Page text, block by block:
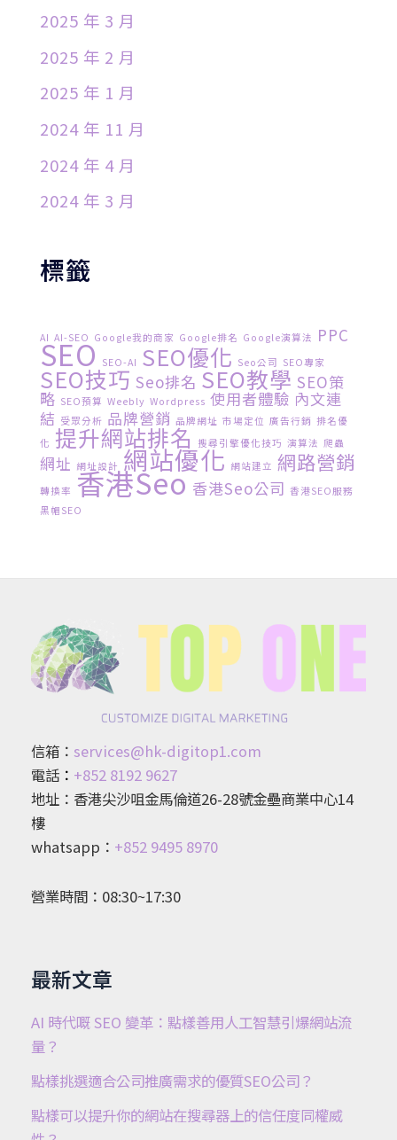
2025 年 3 月
2025 年 2 月
2025 年 1 月
2024 年 11 月
2024 年 4 月
2024 年 3 月
標籤
AI AI-SEO Google我的商家 Google排名 Google演算法 PPC
SEO SEO-AI SEO優化 Seo公司 SEO專家
SEO技巧 Seo排名 SEO教學 SEO策
略 SEO預算 Weebly Wordpress 使用者體驗 內文連
結 受眾分析 品牌營銷 品牌網址 市場定位 廣告行銷 排名優
化 提升網站排名 搜尋引擎優化技巧 演算法 爬蟲
網址 網址設計 網站優化 網站建立 網路營銷
轉換率 香港seo 香港seo公司 香港SEO服務
黑帽SEO
信箱： services@hk-digitop1.com
電話 ： +852 8192 9627
地址：香港尖沙咀金馬倫道26-28號金壘商業中心14
樓
whatsapp： +852 9495 8970
營業時間：08:30~17:30
最新文章
AI 時代嘅 SEO 變革：點樣善用人工智慧引爆網站流
量？
點樣挑選適合公司推廣需求的優質SEO公司？
點樣可以提升你的網站在搜尋器上的信任度同權威